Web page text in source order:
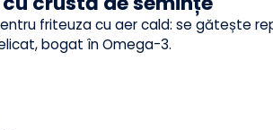
Trend XL, sonda de temperatură
gătită, dar încă suculentă.
și câteva felii de pâine